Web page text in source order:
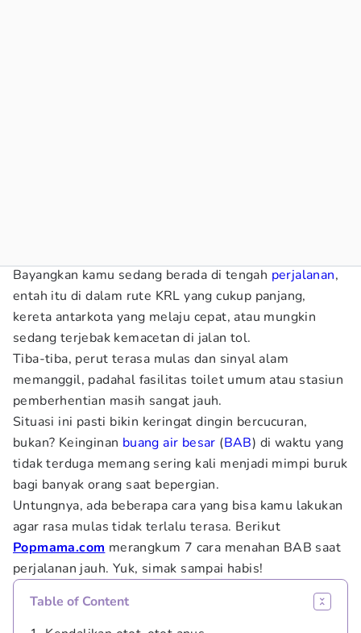
Bayangkan kamu sedang berada di tengah perjalanan,
entah itu di dalam rute KRL yang cukup panjang,
kereta antarkota yang melaju cepat, atau mungkin
sedang terjebak kemacetan di jalan tol.
Tiba-tiba, perut terasa mulas dan sinyal alam
memanggil, padahal fasilitas toilet umum atau stasiun
pemberhentian masih sangat jauh.
Situasi ini pasti bikin keringat dingin bercucuran,
bukan? Keinginan buang air besar (BAB) di waktu yang
tidak terduga memang sering kali menjadi mimpi buruk
bagi banyak orang saat bepergian.
Untungnya, ada beberapa cara yang bisa kamu lakukan
agar rasa mulas tidak terlalu terasa. Berikut
Popmama.com merangkum 7 cara menahan BAB saat
perjalanan jauh. Yuk, simak sampai habis!
Table of Content